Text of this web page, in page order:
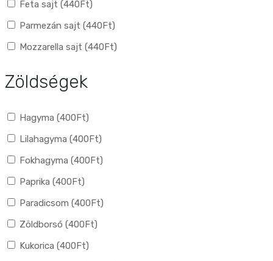
Feta sajt (440Ft)
Parmezán sajt (440Ft)
Mozzarella sajt (440Ft)
Zöldségek
Hagyma (400Ft)
Lilahagyma (400Ft)
Fokhagyma (400Ft)
Paprika (400Ft)
Paradicsom (400Ft)
Zöldborsó (400Ft)
Kukorica (400Ft)